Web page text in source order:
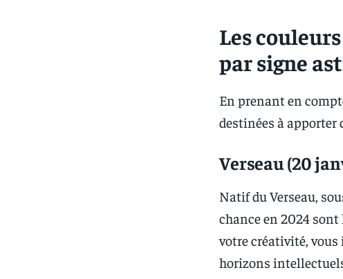
Les
par signe
En prenant en
destinées à apporter
Verseau (20
Natif du Verseau,
chance en 2024
votre créativité,
horizons